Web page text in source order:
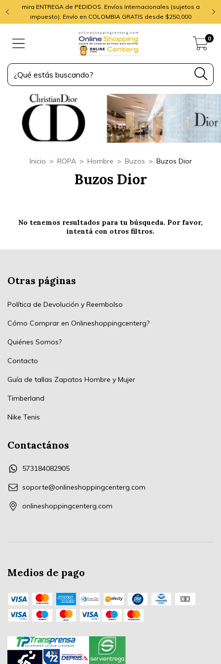
mira ENTREGA de PEDIDOS. Envíos Internacionales (sujetos a
impuesto). Envío en COLOMBIA GRATIS desde $250,000
0
Inicio > ROPA > Hombre > Buzos > Buzos Dior
Buzos Dior
No tenemos resultados para tu búsqueda. Por favor,
intentá con otros filtros.
Otras páginas
Política de Devolución y Reembolso
Cómo Comprar en Onlineshoppingcenterg?
Quiénes Somos?
Contacto
Guía de tallas Zapatos Hombre y Mujer
Timberland
Nike Tenis
Contactános
573184082905
soporte@onlineshoppingcenterg.com
onlineshoppingcenterg.com
Medios de pago